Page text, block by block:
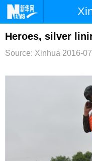
首页 时政
台湾 财经
纪检 体育
图片
微博
Heroes, silver
Source: Xinhua 2016-